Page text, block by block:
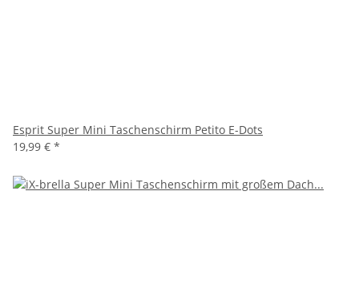
Esprit Super Mini Taschenschirm Petito E-Dots
19,99 € *